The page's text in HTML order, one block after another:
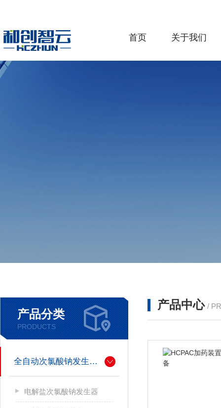
首页 关于我们
产品分类
PRODUCTS
全自动次氯酸钠发生器厂家
电解盐次氯酸钠发生器
产品中心 /